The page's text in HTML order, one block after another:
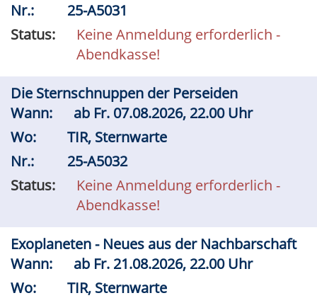
Nr.:
25-A5031
Status:
Keine Anmeldung erforderlich -
Abendkasse!
Die Sternschnuppen der Perseiden
Wann:
ab Fr. 07.08.2026, 22.00 Uhr
Wo:
TIR, Sternwarte
Nr.:
25-A5032
Status:
Keine Anmeldung erforderlich -
Abendkasse!
Exoplaneten - Neues aus der Nachbarschaft
Wann:
ab Fr. 21.08.2026, 22.00 Uhr
Wo:
TIR, Sternwarte